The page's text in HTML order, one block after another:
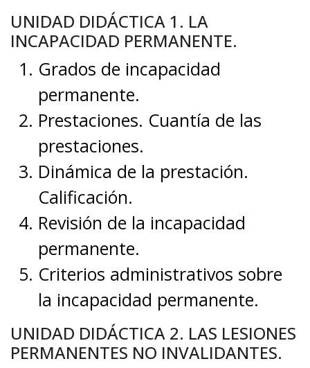
UNIDAD DIDÁCTICA 1. LA
INCAPACIDAD PERMANENTE.
Grados de incapacidad
permanente.
Prestaciones. Cuantía de las
prestaciones.
Dinámica de la prestación.
Calificación.
Revisión de la incapacidad
permanente.
Criterios administrativos sobre
la incapacidad permanente.
UNIDAD DIDÁCTICA 2. LAS LESIONES
PERMANENTES NO INVALIDANTES.